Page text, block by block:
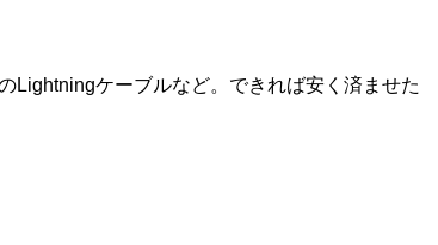
Lightningケーブルなど。できれば安く済ませた